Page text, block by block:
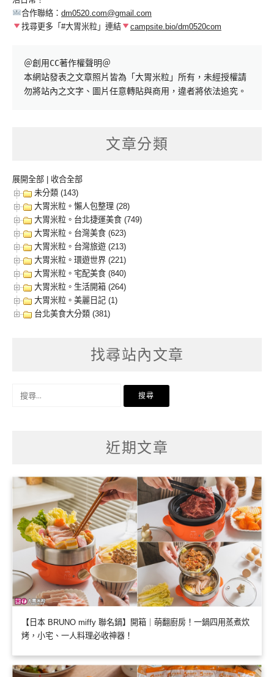
合作聯絡： dm0520.com@gmail.com
找尋更多「#大胃米粒」連結
campsite.bio/dm0520com
＠創用CC著作權聲明＠
本網站發表之文章照片皆為「大胃米粒」所有，未經授權請
勿將站內之文字、圖片任意轉貼與商用，違者將依法追究。
文章分類
展開全部
收合全部
未分類 (143)
大胃米粒。懶人包整理 (28)
大胃米粒。台北捷運美食 (749)
大胃米粒。台灣美食 (623)
大胃米粒。台灣旅遊 (213)
大胃米粒。環遊世界 (221)
大胃米粒。宅配美食 (840)
大胃米粒。生活開箱 (264)
大胃米粒。美麗日記 (1)
台北美食大分類 (381)
找尋站內文章
近期文章
【日本 BRUNO miffy 聯名鍋】開箱｜萌翻廚房！一鍋四用蒸煮炊
烤，小宅、一人料理必收神器！